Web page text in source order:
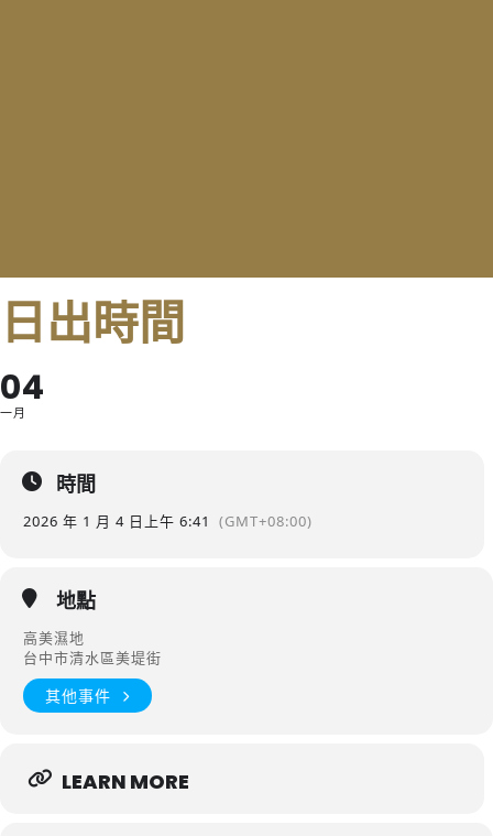
日出時間
04
一月
時間
2026 年 1 月 4 日 上午 6:41 (GMT+08:00)
地點
高美濕地
台中市清水區美堤街
其他事件
LEARN MORE